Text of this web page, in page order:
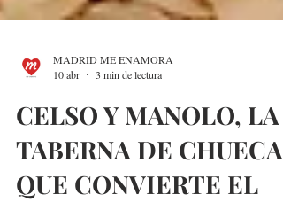
10 abr
3 min de lectura
CELSO Y MANOLO, LA
TABERNA DE CHUECA